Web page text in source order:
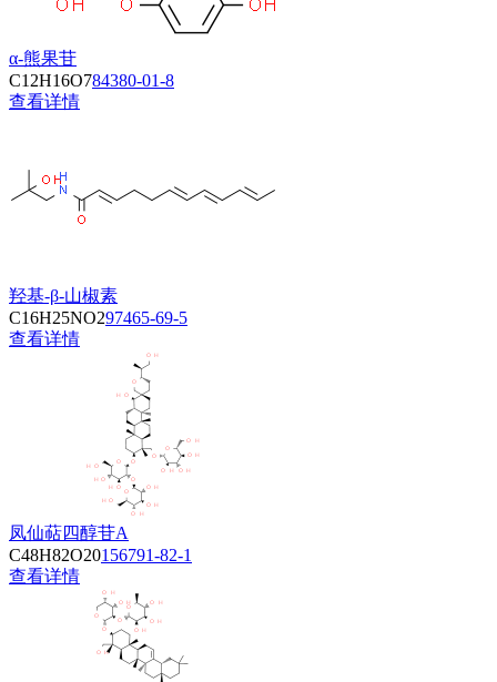
α-熊果苷
C12H16O784380-01-8
查看详情
羟基-β-山椒素
C16H25NO297465-69-5
查看详情
凤仙萜四醇苷A
C48H82O20156791-82-1
查看详情